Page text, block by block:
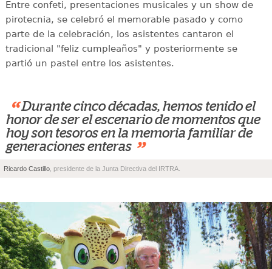
Entre confeti, presentaciones musicales y un show de
pirotecnia, se celebró el memorable pasado y como
parte de la celebración, los asistentes cantaron el
tradicional "feliz cumpleaños" y posteriormente se
partió un pastel entre los asistentes.
“ Durante cinco décadas, hemos tenido el
honor de ser el escenario de momentos que
hoy son tesoros en la memoria familiar de
generaciones enteras ”
Ricardo Castillo , presidente de la Junta Directiva del IRTRA.